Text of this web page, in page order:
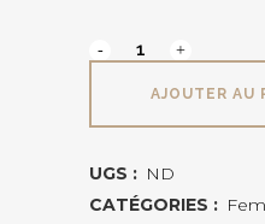
quantité
AJOUTER AU
UGS : ND
CATÉGORIES :